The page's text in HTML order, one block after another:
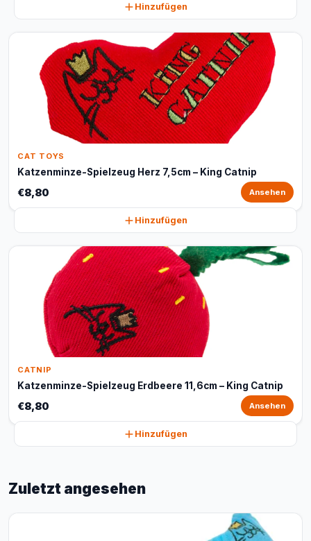
Hinzufügen
CAT TOYS
Katzenminze-Spielzeug Herz 7,5cm – King Catnip
€8,80 Ansehen
Hinzufügen
CATNIP
Katzenminze-Spielzeug Erdbeere 11,6cm – King Catnip
€8,80 Ansehen
Hinzufügen
Zuletzt angesehen